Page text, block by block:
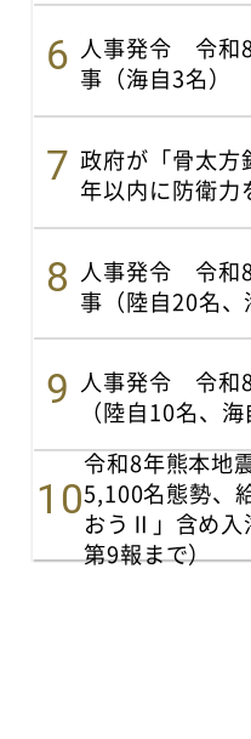
人事発令 令和
事（海自3名）
政府が「骨太
年以内に防衛力
人事発令 令和
事（陸自20名、
人事発令 令和
（陸自10名、
令和8年熊本地
5,100名態勢、
おうⅡ」含め入
第9報まで）